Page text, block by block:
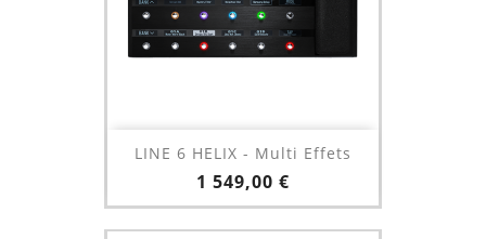
LINE 6 HELIX - Multi Effets
Prix
1 549,00 €